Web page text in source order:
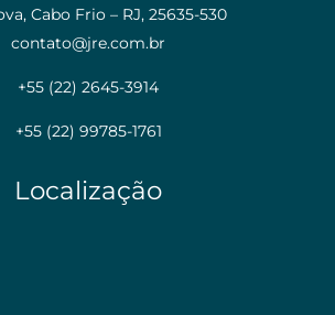
Cabo Frio – RJ, 25635-530
contato@jre.com.br
+55 (22) 2645-3914
+55 (22) 99785-1761
Localização